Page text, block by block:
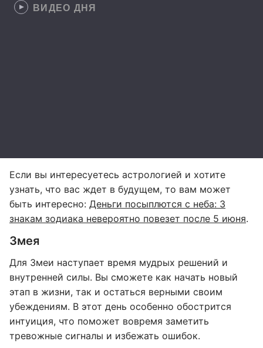
ВИДЕО ДНЯ
Если вы интересуетесь астрологией и хотите
узнать, что вас ждет в будущем, то вам может
быть интересно: Деньги посыплются с неба: 3
знакам зодиака невероятно повезет после 5 июня.
Змея
Для Змеи наступает время мудрых решений и
внутренней силы. Вы сможете как начать новый
этап в жизни, так и остаться верными своим
убеждениям. В этот день особенно обострится
интуиция, что поможет вовремя заметить
тревожные сигналы и избежать ошибок.